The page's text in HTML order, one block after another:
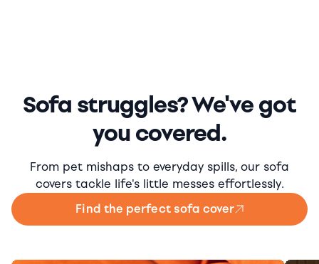
Sofa struggles? We've got
you covered.
From pet mishaps to everyday spills, our sofa
covers tackle life's little messes effortlessly.
Find the perfect sofa cover